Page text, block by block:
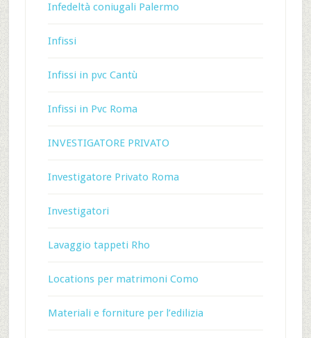
Infedeltà coniugali Palermo
Infissi
Infissi in pvc Cantù
Infissi in Pvc Roma
INVESTIGATORE PRIVATO
Investigatore Privato Roma
Investigatori
Lavaggio tappeti Rho
Locations per matrimoni Como
Materiali e forniture per l’edilizia